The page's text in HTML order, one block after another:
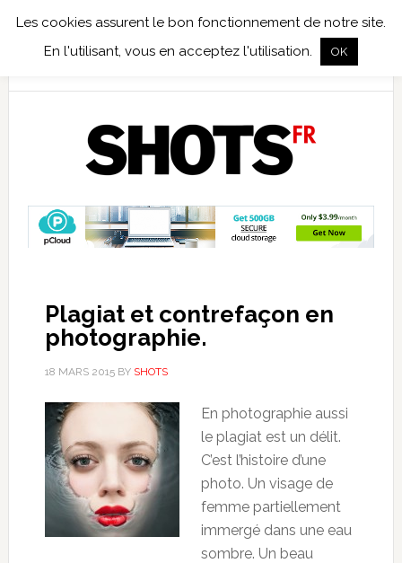
Plagiat et contrefaçon en
photographie.
18 MARS 2015BY SHOTS
En photographie aussi
le plagiat est un délit.
C’est l’histoire d’une
photo. Un visage de
femme partiellement
immergé dans une eau
sombre. Un beau
Les cookies assurent le bon fonctionnement de notre site.
En l'utilisant, vous en acceptez l'utilisation.
OK